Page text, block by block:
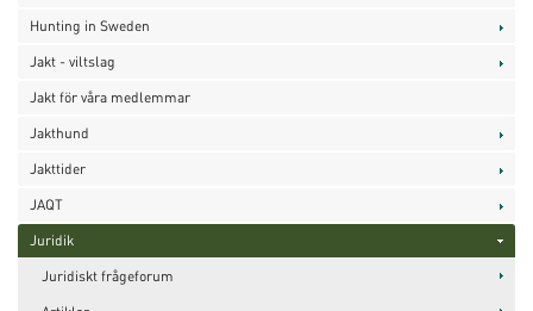
Hunting in Sweden
Jakt - viltslag
Jakt för våra medlemmar
Jakthund
Jakttider
JAQT
Juridik
Juridiskt frågeforum